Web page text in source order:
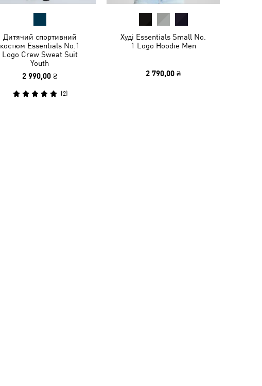
Дитячий спортивний
костюм Essentials No.1
Logo Crew Sweat Suit
Youth
2 990,00 ₴
(2)
Худі Essentials Small No.
1 Logo Hoodie Men
2 790,00 ₴